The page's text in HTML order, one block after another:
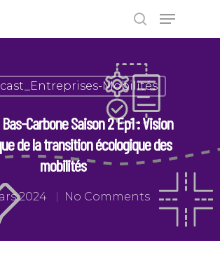
pour rechercher ou
annuler
Mobilités
Carbone Saison 2 Ep1 : Vision
de la transition écologique des
mobilités
2024 No Comments